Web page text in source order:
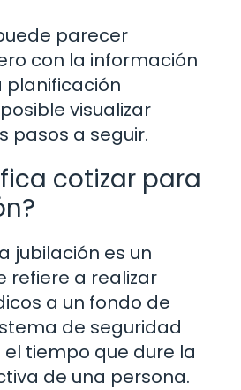
parecer
con la información
planificación
visualizar
pasos a seguir.
cotizar para
jubilación es un
refiere a realizar
a un fondo de
de seguridad
tiempo que dure la
de una persona.